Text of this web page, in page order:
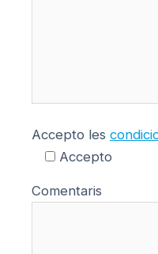
Accepto les
Accepto
Comentaris